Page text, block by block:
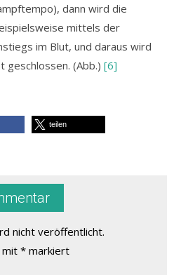
dann wird die
mittels der
im Blut, und daraus wird
geschlossen. (Abb.) [6]
teilen
nicht veröffentlicht.
mit * markiert